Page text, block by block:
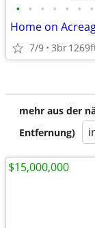
• • • • • • •
Home on
7/9 3br
mehr aus der
Entfernung)
$15,000,000